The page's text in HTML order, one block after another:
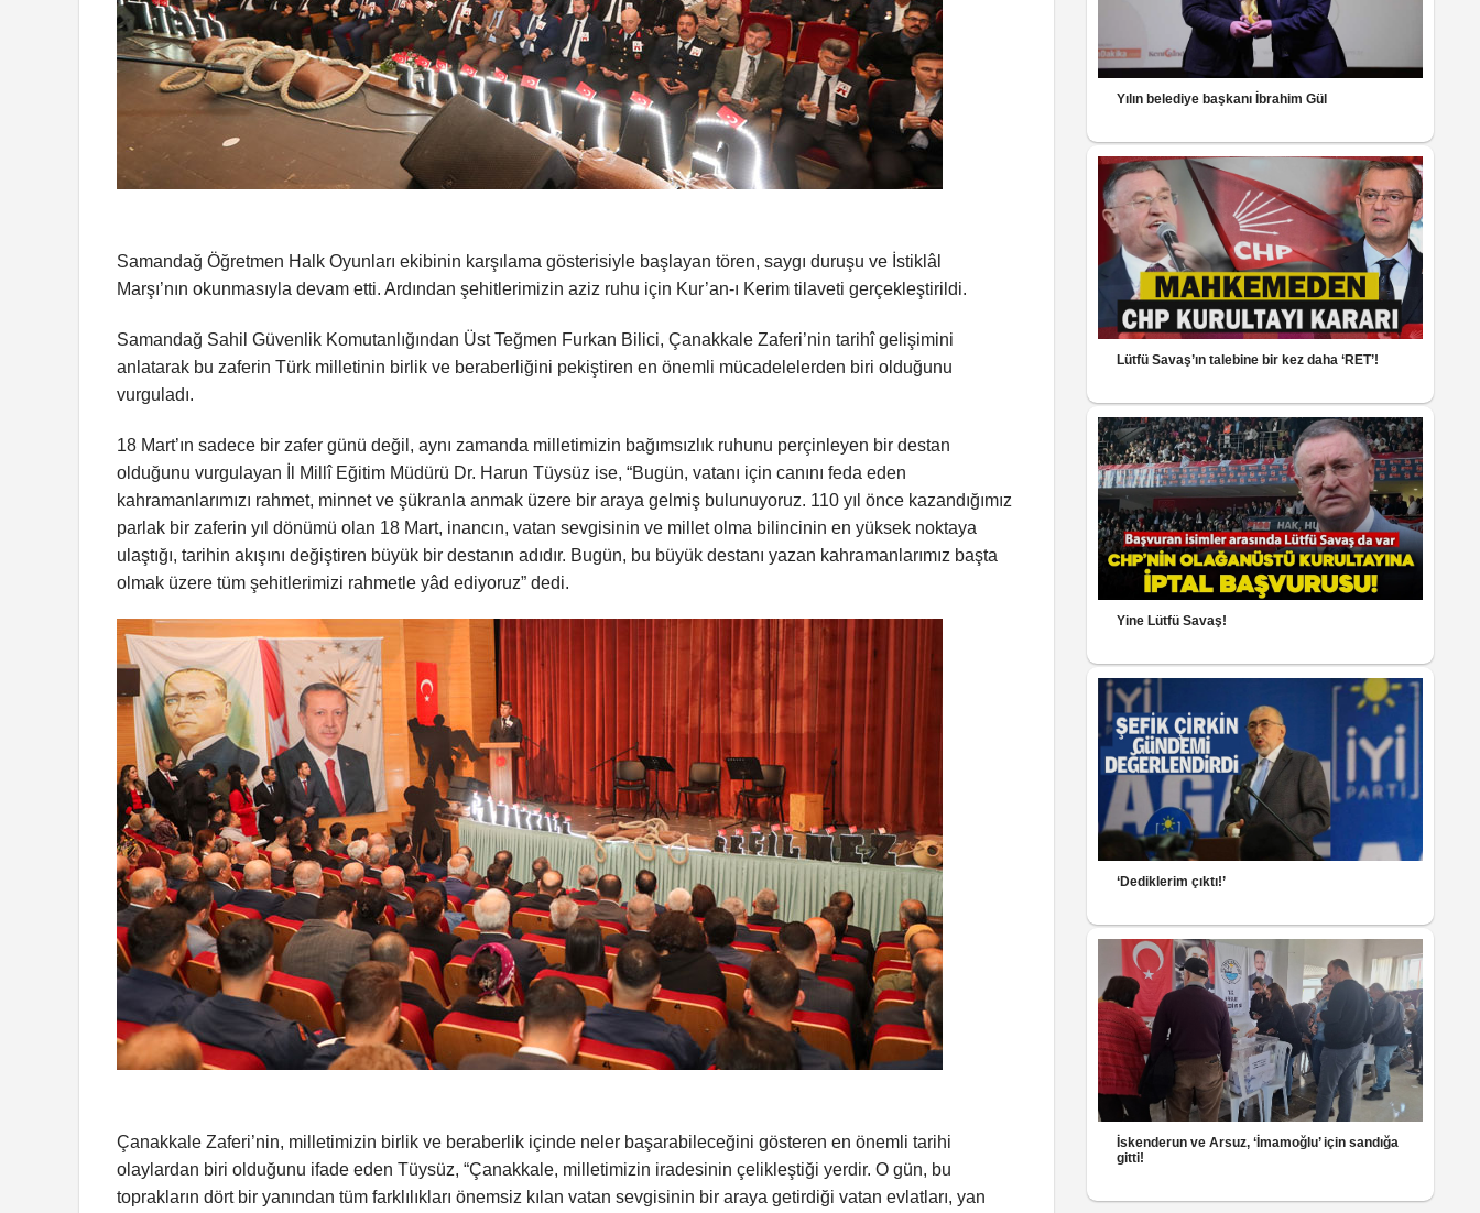
Samandağ Öğretmen Halk Oyunları ekibinin karşılama gösterisiyle başlayan tören, saygı duruşu ve İstiklâl
Marşı’nın okunmasıyla devam etti. Ardından şehitlerimizin aziz ruhu için Kur’an-ı Kerim tilaveti gerçekleştirildi.
Samandağ Sahil Güvenlik Komutanlığından Üst Teğmen Furkan Bilici, Çanakkale Zaferi’nin tarihî gelişimini
anlatarak bu zaferin Türk milletinin birlik ve beraberliğini pekiştiren en önemli mücadelelerden biri olduğunu
vurguladı.
18 Mart’ın sadece bir zafer günü değil, aynı zamanda milletimizin bağımsızlık ruhunu perçinleyen bir destan
olduğunu vurgulayan İl Millî Eğitim Müdürü Dr. Harun Tüysüz ise, “Bugün, vatanı için canını feda eden
kahramanlarımızı rahmet, minnet ve şükranla anmak üzere bir araya gelmiş bulunuyoruz. 110 yıl önce kazandığımız
parlak bir zaferin yıl dönümü olan 18 Mart, inancın, vatan sevgisinin ve millet olma bilincinin en yüksek noktaya
ulaştığı, tarihin akışını değiştiren büyük bir destanın adıdır. Bugün, bu büyük destanı yazan kahramanlarımız başta
olmak üzere tüm şehitlerimizi rahmetle yâd ediyoruz” dedi.
Çanakkale Zaferi’nin, milletimizin birlik ve beraberlik içinde neler başarabileceğini gösteren en önemli tarihi
olaylardan biri olduğunu ifade eden Tüysüz, “Çanakkale, milletimizin iradesinin çelikleştiği yerdir. O gün, bu
toprakların dört bir yanından tüm farklılıkları önemsiz kılan vatan sevgisinin bir araya getirdiği vatan evlatları, yan
Yılın belediye başkanı İbrahim Gül
Lütfü Savaş’ın talebine bir kez daha ‘RET’!
Yine Lütfü Savaş!
‘Dediklerim çıktı!’
İskenderun ve Arsuz, ‘İmamoğlu’ için sandığa
gitti!